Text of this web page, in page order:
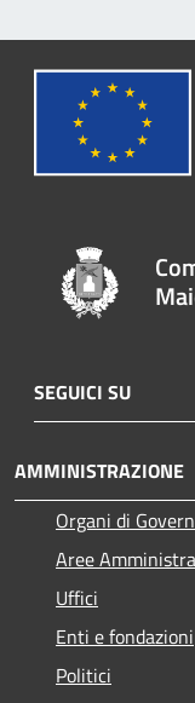
SEGUICI SU
AMMINISTRAZIONE
Organi di
Aree
Uffici
Enti e fondazioni
Politici